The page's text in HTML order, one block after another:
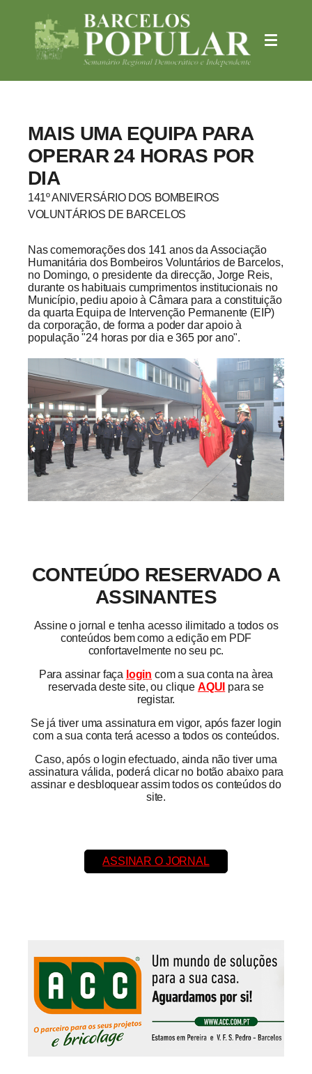
MAIS UMA EQUIPA PARA
OPERAR 24 HORAS POR
DIA
141º ANIVERSÁRIO DOS BOMBEIROS
VOLUNTÁRIOS DE BARCELOS
Nas comemorações dos 141 anos da Associação
Humanitária dos Bombeiros Voluntários de Barcelos,
no Domingo, o presidente da direcção, Jorge Reis,
durante os habituais cumprimentos institucionais no
Município, pediu apoio à Câmara para a constituição
da quarta Equipa de Intervenção Permanente (EIP)
da corporação, de forma a poder dar apoio à
população "24 horas por dia e 365 por ano".
CONTEÚDO RESERVADO A
ASSINANTES
Assine o jornal e tenha acesso ilimitado a todos os
conteúdos bem como a edição em PDF
confortavelmente no seu pc.
Para assinar faça login com a sua conta na àrea
reservada deste site, ou clique AQUI para se
registar.
Se já tiver uma assinatura em vigor, após fazer login
com a sua conta terá acesso a todos os conteúdos.
Caso, após o login efectuado, ainda não tiver uma
assinatura válida, poderá clicar no botão abaixo para
assinar e desbloquear assim todos os conteúdos do
site.
ASSINAR O JORNAL